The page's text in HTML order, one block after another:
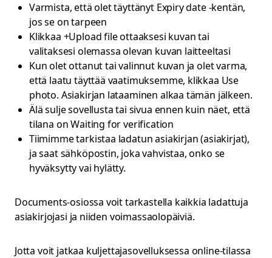
Varmista, että olet täyttänyt Expiry date -kentän,
jos se on tarpeen
Klikkaa +Upload file ottaaksesi kuvan tai
valitaksesi olemassa olevan kuvan laitteeltasi
Kun olet ottanut tai valinnut kuvan ja olet varma,
että laatu täyttää vaatimuksemme, klikkaa Use
photo. Asiakirjan lataaminen alkaa tämän jälkeen.
Älä sulje sovellusta tai sivua ennen kuin näet, että
tilana on Waiting for verification
Tiimimme tarkistaa ladatun asiakirjan (asiakirjat),
ja saat sähköpostin, joka vahvistaa, onko se
hyväksytty vai hylätty.
Documents-osiossa voit tarkastella kaikkia ladattuja
asiakirjojasi ja niiden voimassaolopäiviä.
Jotta voit jatkaa kuljettajasovelluksessa online-tilassa